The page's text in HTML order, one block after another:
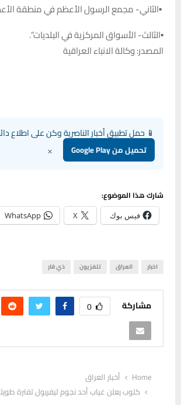
▪الثاني- مجمع الرسول الأعظم في منطقة
▪الثالث- الأسواق المركزية في البلديات”.
المصدر: وكالة الانباء العراقية
📱 حمل تطبيق أخبار الناصرية وكن على اطلاع
تحميل من Google Play ×
شارك هذا الموضوع:
فيس بوك X
WhatsApp
اخبار العراق تلفزيون ذي قار
مشاركة 0
Home
أخبار العراق
كلوب يعلن غياب أحد نجوم ليفربول لفترة